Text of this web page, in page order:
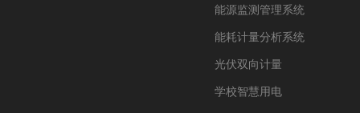
能源监测管理系统
能耗计量分析系统
光伏双向计量
学校智慧用电